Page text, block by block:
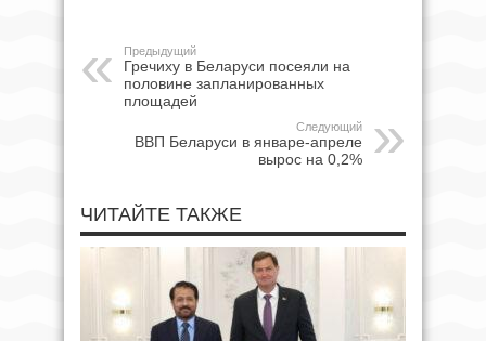
Предыдущий
Гречиху в Беларуси посеяли на
половине запланированных
площадей
Следующий
ВВП Беларуси в январе-апреле
вырос на 0,2%
ЧИТАЙТЕ ТАКЖЕ